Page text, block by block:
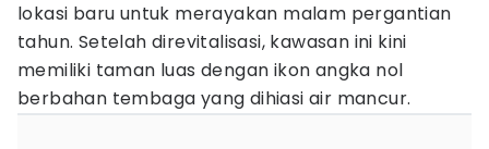
lokasi baru untuk merayakan malam pergantian
tahun. Setelah direvitalisasi, kawasan ini kini
memiliki taman luas dengan ikon angka nol
berbahan tembaga yang dihiasi air mancur.